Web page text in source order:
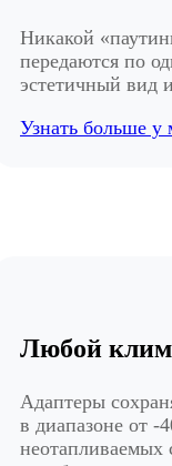
Никакой
передаются по
эстетичный вид
Узнать больше у
Любой
Адаптеры
в диапазоне от -